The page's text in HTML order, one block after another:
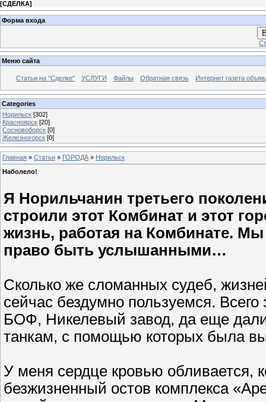
[СДЕЛКА]
Форма входа
Меню сайта
Статьи на "Сделке" УСЛУГИ Файлы Обратная связь Интернет газета
Categories
Норильск [302]
Красноярск [20]
Сосновоборск [0]
Железногорск [0]
Главная » Статьи » ГОРОДА » Норильск
Наболело!
Я Норильчанин третьего
строили этот Комбинат и этот
жизнь, работая на Комбинате.
право быть услышанными…
Сколько же сломанных судеб,
сейчас бездумно пользуемся.
БОФ, Никелевый завод, да еще
танкам, с помощью которых была
У меня сердце кровью обливается,
безжизненный остов комплекса